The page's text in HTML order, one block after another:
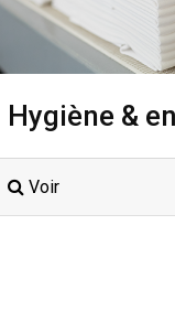
Hygiène &
Voir